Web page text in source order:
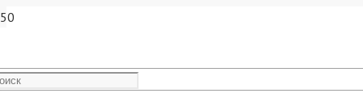
Панельная розетка 35-50